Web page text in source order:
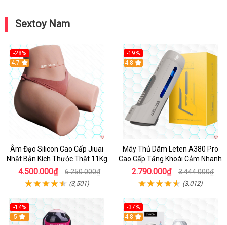
Sextoy Nam
-28%
4.7
Âm Đạo Silicon Cao Cấp Jiuai
Nhật Bản Kích Thước Thật 11Kg
4.500.000₫ 6.250.000₫
(3,501)
-19%
Hot
4.8
Máy Thủ Dâm Leten A380 Pro
Cao Cấp Tăng Khoái Cảm Nhanh
2.790.000₫ 3.444.000₫
(3,012)
-14%
Hot
5
-37%
4.8